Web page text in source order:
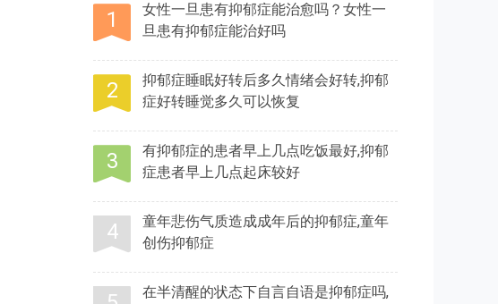
女性一旦患有抑郁症能治愈吗？女性一
旦患有抑郁症能治好吗
抑郁症睡眠好转后多久情绪会好转,抑郁
症好转睡觉多久可以恢复
有抑郁症的患者早上几点吃饭最好,抑郁
症患者早上几点起床较好
童年悲伤气质造成成年后的抑郁症,童年
创伤抑郁症
在半清醒的状态下自言自语是抑郁症吗,